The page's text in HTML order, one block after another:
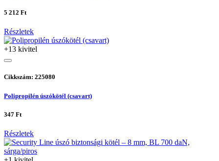
5 212 Ft
Részletek
+13 kivitel
Cikkszám: 225080
Polipropilén úszókötél (csavart)
347 Ft
Részletek